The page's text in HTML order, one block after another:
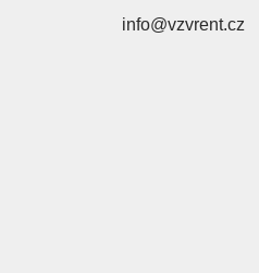
info@vzvrent.cz